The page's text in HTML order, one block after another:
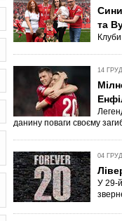
та
14
данину поваги своєму
04
У 29-